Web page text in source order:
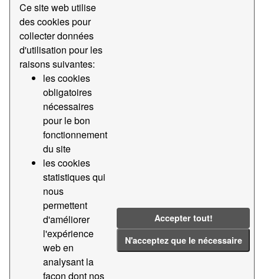
Ce site web utilise
des cookies pour
collecter données
d'utilisation pour les
raisons suivantes:
les cookies
obligatoires
nécessaires
pour le bon
fonctionnement
du site
les cookies
statistiques qui
nous
permettent
d'améliorer
l'expérience
web en
analysant la
façon dont nos
Accepter tout!
N'acceptez que le nécessaire
Order by
2 organisations trouvées
Autoritat
Portuaria de
Barcelona
L'Autoritat Portuària de
Barcelona té definida
la seva missió com a...
79 Jeux de données